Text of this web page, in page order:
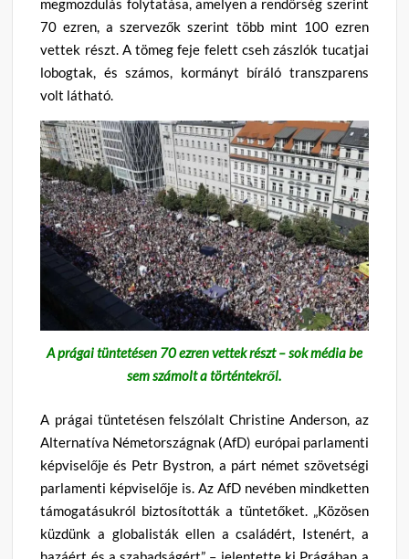
megmozdulás folytatása, amelyen a rendőrség szerint
70 ezren, a szervezők szerint több mint 100 ezren
vettek részt. A tömeg feje felett cseh zászlók tucatjai
lobogtak, és számos, kormányt bíráló transzparens
volt látható.
A prágai tüntetésen 70 ezren vettek részt – sok média be
sem számolt a történtekről.
A prágai tüntetésen felszólalt Christine Anderson, az
Alternatíva Németországnak (AfD) európai parlamenti
képviselője és Petr Bystron, a párt német szövetségi
parlamenti képviselője is. Az AfD nevében mindketten
támogatásukról biztosították a tüntetőket. „Közösen
küzdünk a globalisták ellen a családért, Istenért, a